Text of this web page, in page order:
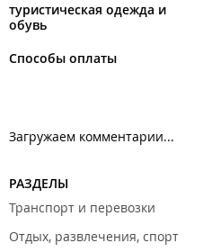
туристическая одежда и
обувь
Способы оплаты
Загружаем комментарии...
РАЗДЕЛЫ
Транспорт и перевозки
Отдых, развлечения, спорт